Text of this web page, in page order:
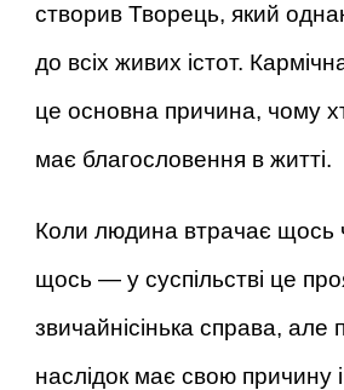
створив Творець, який
до всіх живих істот.
це основна причина, чому
має благословення в житті.
Коли людина втрачає щось
щось — у суспільстві це
звичайнісінька справа, але
наслідок має свою причину